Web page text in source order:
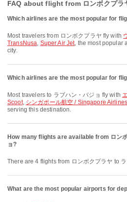
FAQ about flight from ロンボクプラ
Which airlines are the most popular for
Most travelers from ロンボクプラヤ fly with
TransNusa, Super Air Jet, the most popular
city.
Which airlines are the most popular for
Most travelers to ラブハン・バジョ fly with
Scoot, シンガポール航空 / Singapore Airlines
serving this destination.
How many flights are available from ロン
ョ?
There are 4 flights from ロンボクプラヤ to
What are the most popular airports for